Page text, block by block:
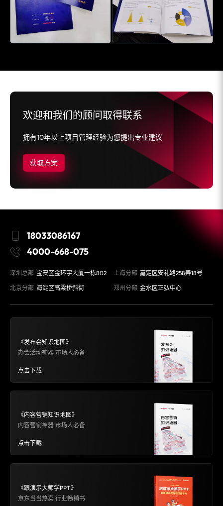
欢迎和我们的顾问取得联系
拥有10年以上项目管理经验为您提出专业建议
获取方案
《发布会知识地图》
办会活动神器 市场人必备
点击下载
《内容营销知识地图》
内容营销神器 市场人必备
点击下载
《跟演示大师学PPT》
京东当当热卖 行业畅销书
18033086167
4000-668-075
深圳总部 宝安区金环宇大厦一栋802 上海分部 嘉定区安礼路258弄18号
北京分部 海淀区高梁桥斜街 郑州分部 金水区正弘中心